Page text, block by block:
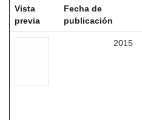
Vista
previa
Fecha de
publicación
2015